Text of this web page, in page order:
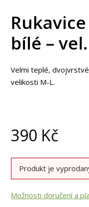
bílé –
Velmi teplé,
velikosti M-L.
390 Kč
Produkt je
Možnosti doručení a